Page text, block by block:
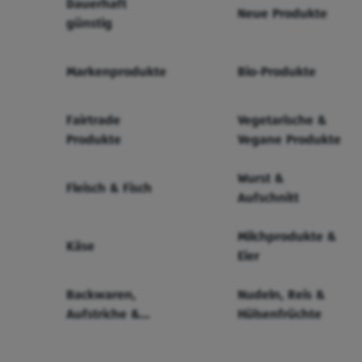
günstig
Neue Produkte
Markenprodukte Bio-Produkte
Fairtrade
Produkte
Vegetarische &
Vegane Produkte
Fleisch & Fisch
Wurst &
Aufschnitt
Käse
Milchprodukte &
Eier
Backwaren,
Aufstriche &
Nudeln, Reis &
Hülsenfrüchte